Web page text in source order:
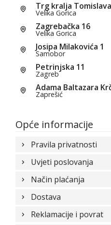
Trg kralja
Velika Gorica
Zagrebačka 16
Velika Gorica
Josipa Milakovića 1
Samobor
Petrinjska 11
Zagreb
Adama Baltazara
Zaprešić
Opće informacije
Pravila privatnosti
Uvjeti poslovanja
Način plaćanja
Dostava
Reklamacije i povrat